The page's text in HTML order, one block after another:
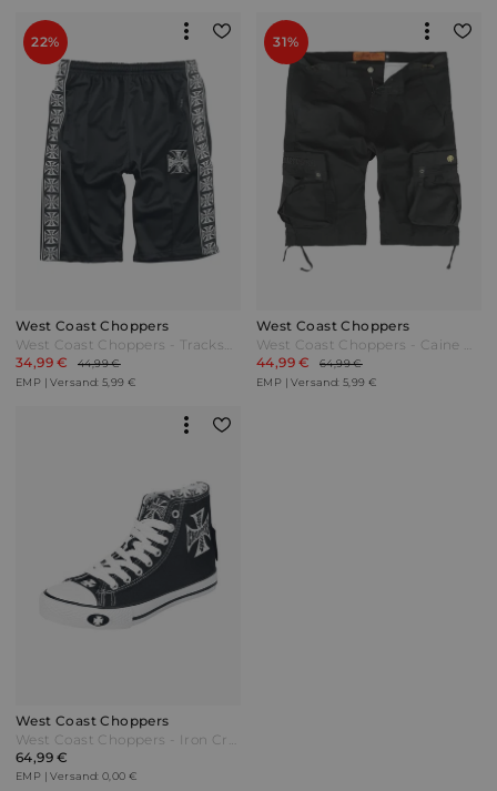
22%
West Coast Choppers
West Coast Choppers - Tracksuit Shorts - Short - schwarz
34,99 €
44,99 €
EMP | Versand: 5,99 €
31%
West Coast Choppers
West Coast Choppers - Caine Ripstop Cargo Shorts - Short - schwarz
44,99 €
64,99 €
EMP | Versand: 5,99 €
West Coast Choppers
West Coast Choppers - Iron Cross - Sneaker high - schwarz/weiß
64,99 €
EMP | Versand: 0,00 €